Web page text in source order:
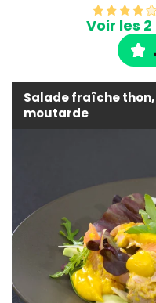
Voir les
Salade fraîche
moutarde